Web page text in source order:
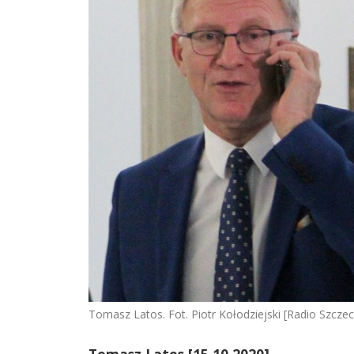
Tomasz Latos. Fot. Piotr Kołodziejski [Radio